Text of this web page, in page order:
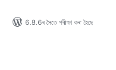
6.8.6ৰ সৈতে পৰীক্ষা কৰা হৈছে